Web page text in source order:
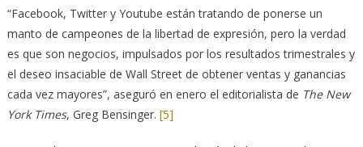
“Facebook, Twitter y Youtube están tratando de ponerse un
manto de campeones de la libertad de expresión, pero la verdad
es que son negocios, impulsados ​​por los resultados trimestrales y
el deseo insaciable de Wall Street de obtener ventas y ganancias
cada vez mayores”, aseguró en enero el editorialista de The New
York Times, Greg Bensinger. [5]